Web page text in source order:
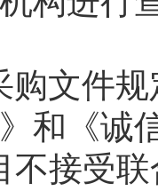
购文件
和《诚
不接受